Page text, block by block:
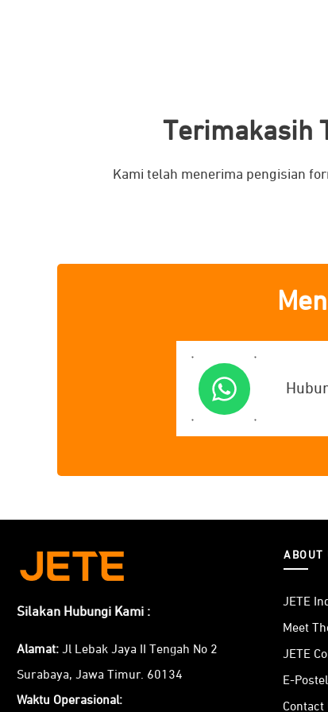
Terimakasih
Kami telah menerima pengisian
Silakan Hubungi Kami :
Alamat: Jl Lebak Jaya II Tengah No 2
Surabaya, Jawa Timur. 60134
Waktu Operasional:
ABOUT
JETE
Meet
JETE
E-Postel
Contact